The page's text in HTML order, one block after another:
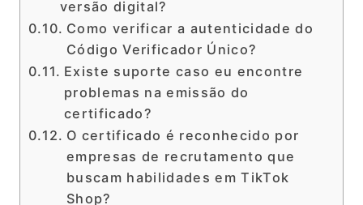
versão digital?
Como verificar a autenticidade do
Código Verificador Único?
Existe suporte caso eu encontre
problemas na emissão do
certificado?
O certificado é reconhecido por
empresas de recrutamento que
buscam habilidades em TikTok
Shop?